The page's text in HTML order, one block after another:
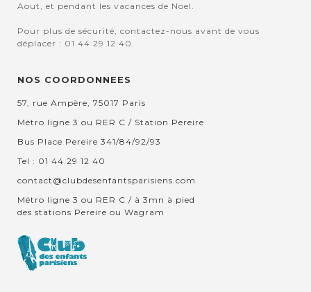
Aout, et pendant les vacances de Noel.
Pour plus de sécurité, contactez-nous avant de vous
déplacer : 01 44 29 12 40.
NOS COORDONNEES
57, rue Ampère, 75017 Paris
Métro ligne 3 ou RER C / Station Pereire
Bus Place Pereire 341/84/92/93
Tel : 01 44 29 12 40
contact@clubdesenfantsparisiens.com
Métro ligne 3 ou RER C / à 3mn à pied
des stations Pereire ou Wagram